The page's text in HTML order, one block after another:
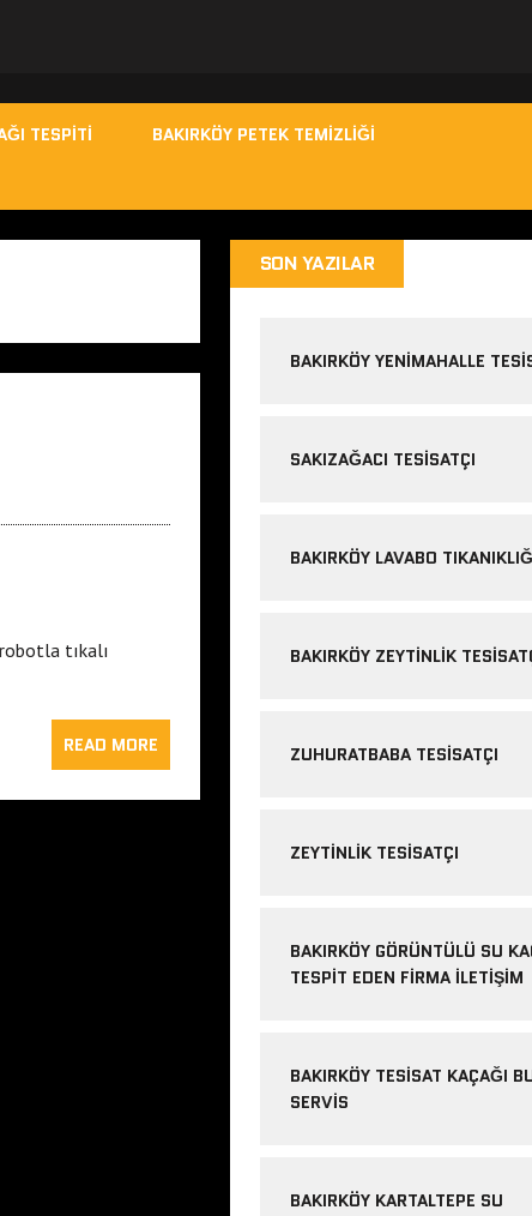
TESPITI BAKIRKÖY PETEK TEMIZLIĞI
tıkalı
READ MORE
SON YAZILAR
BAKIRKÖY YENIMAHALLE
SAKIZAĞACI TESISATÇI
BAKIRKÖY LAVABO
BAKIRKÖY ZEYTINLIK
ZUHURATBABA TESISATÇI
ZEYTINLIK TESISATÇI
BAKIRKÖY GÖRÜNTÜLÜ SU
TESPIT EDEN FIRMA ILETIŞIM
BAKIRKÖY TESISAT KAÇAĞI
SERVIS
BAKIRKÖY KARTALTEPE SU